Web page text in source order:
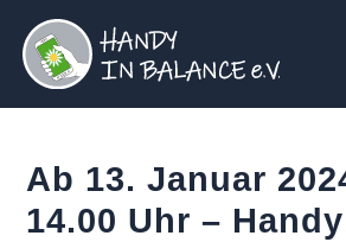
Inhalt
springen
Ab 13. Januar
14.00 Uhr –
Navigation